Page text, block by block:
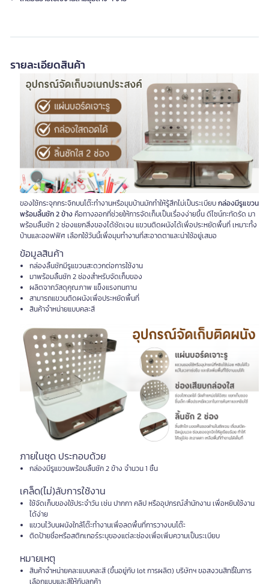
รายละเอียดสินค้า
ของใช้กระจุกกระจิกบนโต๊ะทำงานหรือมุมบ้านมักทำให้รู้สึกไม่เป็นระเบียบกล่องมีรูแขวน
พร้อมลิ้นชัก 2 ข้างคือทางออกที่ช่วยให้การจัดเก็บเป็นเรื่องง่ายขึ้น ดีไซน์กะทัดรัด มา
พร้อมลิ้นชัก 2 ช่องแยกสิ่งของได้ชัดเจน แขวนติดผนังได้เพื่อประหยัดพื้นที่ เหมาะทั้ง
บ้านและออฟฟิศ เลือกใช้วันนี้เพื่อมุมทำงานที่สะอาดตาและน่าใช้อยู่เสมอ
ข้อมูลสินค้า
กล่องลิ้นชักมีรูแขวนสะดวกต่อการใช้งาน
มาพร้อมลิ้นชัก 2 ช่องสำหรับจัดเก็บของ
ผลิตจากวัสดุคุณภาพ แข็งแรงทนทาน
สามารถแขวนติดผนังเพื่อประหยัดพื้นที่
สินค้าจำหน่ายแบบคละสี
ภายในชุด ประกอบด้วย
กล่องมีรูแขวนพร้อมลิ้นชัก 2 ข้าง จำนวน 1 ชิ้น
เคล็ด(ไม่)ลับการใช้งาน
ใช้จัดเก็บของใช้ประจำวัน เช่น ปากกา คลิป หรืออุปกรณ์สำนักงาน เพื่อหยิบใช้งาน
ได้ง่าย
แขวนไว้บนผนังใกล้โต๊ะทำงานเพื่อลดพื้นที่การวางบนโต๊ะ
ติดป้ายชื่อหรือสติกเกอร์ระบุของแต่ละช่องเพื่อเพิ่มความเป็นระเบียบ
หมายเหตุ
สินค้าจำหน่ายคละแบบคละสี (ขึ้นอยู่กับ lot การผลิต) บริษัทฯ ขอสงวนสิทธิ์ในการ
เลือกแบบและสีให้กับลูกค้า